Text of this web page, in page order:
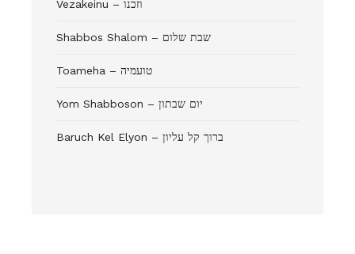
Vezakeinu – וזכנו
Shabbos Shalom – שבת שלום
Toameha – טועמיה
Yom Shabboson – יום שבתון
Baruch Kel Elyon – ברוך קל עליון